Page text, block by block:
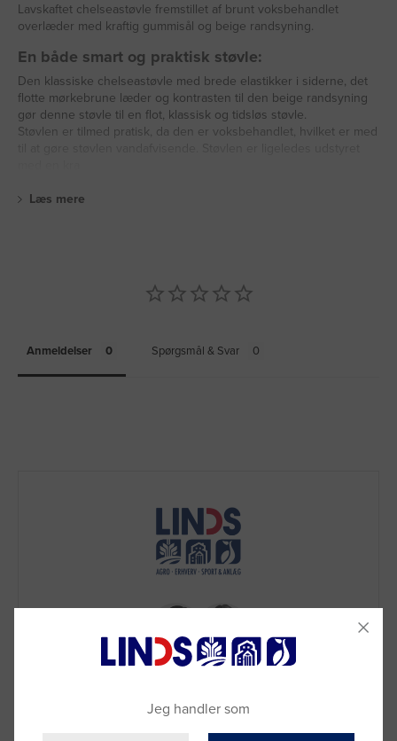
Lavskaftet chelseastøvle fremstillet af brunt voksbehandlet
overlæder med kraftig gummisål og beige randsyning.
En både smart og praktisk støvle:
Den klassiske chelseastøvle med brede elastikker i siderne, det
flotte mørkebrune læder og kontrasten til den beige randsyning
gør denne støvle til en flot, klassisk og tidsløs støvle.
Støvlen er tilmed pratisk, da den er voksbehandlet, hvilket er med
Læs mere
Anmeldelser Spørgsmål & Svar
Jeg handler som